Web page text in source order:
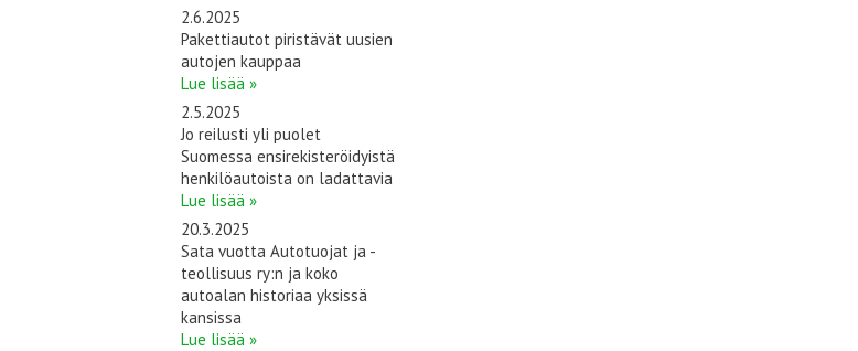
2.6.2025
Pakettiautot piristävät uusien
autojen kauppaa
Lue lisää »
2.5.2025
Jo reilusti yli puolet
Suomessa ensirekisteröidyistä
henkilöautoista on ladattavia
Lue lisää »
20.3.2025
Sata vuotta Autotuojat ja -
teollisuus ry:n ja koko
autoalan historiaa yksissä
kansissa
Lue lisää »